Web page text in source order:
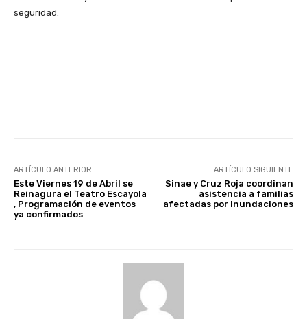
seguridad.
ARTÍCULO ANTERIOR
Este Viernes 19 de Abril se
Reinagura el Teatro Escayola
, Programación de eventos
ya confirmados
ARTÍCULO SIGUIENTE
Sinae y Cruz Roja coordinan
asistencia a familias
afectadas por inundaciones